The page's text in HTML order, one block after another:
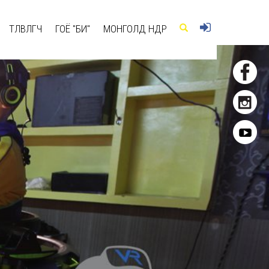
ТӨЛӨВЛӨГЧ ГОЁ "БИ" МОНГОЛД ӨНӨӨДӨР